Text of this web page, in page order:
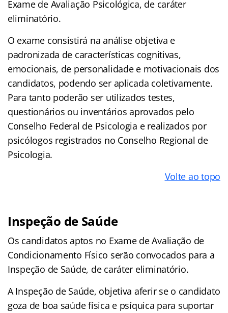
Exame de Avaliação Psicológica, de caráter
eliminatório.
O exame consistirá na análise objetiva e
padronizada de características cognitivas,
emocionais, de personalidade e motivacionais dos
candidatos, podendo ser aplicada coletivamente.
Para tanto poderão ser utilizados testes,
questionários ou inventários aprovados pelo
Conselho Federal de Psicologia e realizados por
psicólogos registrados no Conselho Regional de
Psicologia.
Volte ao topo
Inspeção de Saúde
Os candidatos aptos no Exame de Avaliação de
Condicionamento Físico serão convocados para a
Inspeção de Saúde, de caráter eliminatório.
A Inspeção de Saúde, objetiva aferir se o candidato
goza de boa saúde física e psíquica para suportar